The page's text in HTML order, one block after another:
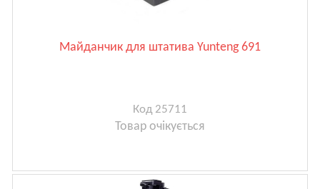
Майданчик для штатива Yunteng 691
Код 25711
Товар очікується